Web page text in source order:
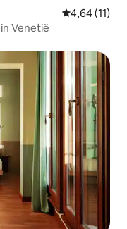
Gemiddelde
4,64 (11)
Venetië